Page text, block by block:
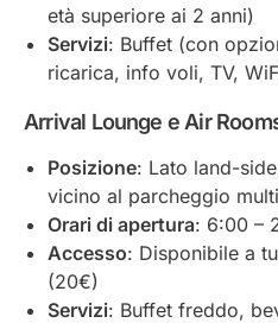
età superiore ai 2 anni)
Servizi: Buffet (con
ricarica, info voli, TV,
Arrival Lounge e Air
Posizione: Lato land-
vicino al parcheggio
Orari di apertura: 6:00 –
Accesso: Disponibile a
(20€)
Servizi: Buffet freddo,